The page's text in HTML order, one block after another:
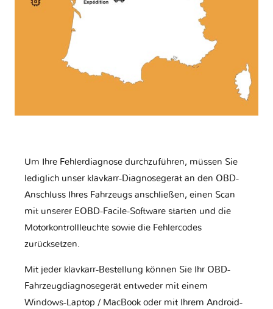
Um Ihre Fehlerdiagnose durchzuführen, müssen Sie
lediglich unser klavkarr-Diagnosegerät an den OBD-
Anschluss Ihres Fahrzeugs anschließen, einen Scan
mit unserer EOBD-Facile-Software starten und die
Motorkontrollleuchte sowie die Fehlercodes
zurücksetzen.
Mit jeder klavkarr-Bestellung können Sie Ihr OBD-
Fahrzeugdiagnosegerät entweder mit einem
Windows-Laptop / MacBook oder mit Ihrem Android-